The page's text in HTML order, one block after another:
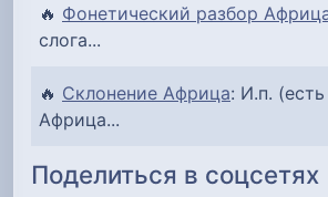
🔥 Фонетический разбор
слога...
🔥 Склонение Африца: И.п.
Африца...
Поделиться в соцсетях